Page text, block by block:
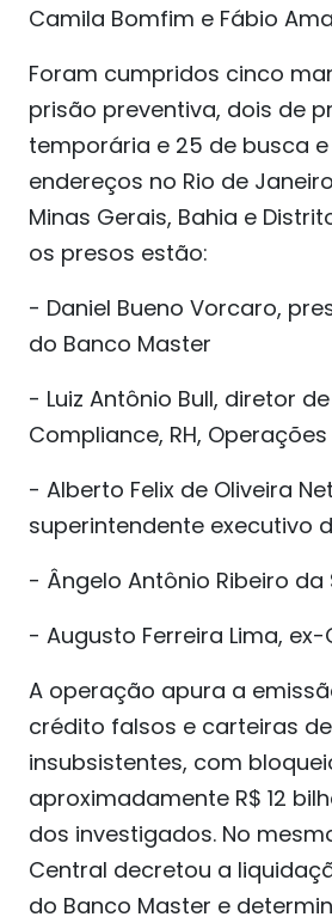
Camila Bomfim e Fábio
Foram cumpridos cinco
prisão preventiva, dois de
temporária e 25 de busca
endereços no Rio de
Minas Gerais, Bahia e
os presos estão:
- Daniel Bueno Vorcaro,
do Banco Master
- Luiz Antônio Bull, diretor
Compliance, RH,
- Alberto Felix de Oliveira
superintendente executivo
- Ângelo Antônio Ribeiro da
- Augusto Ferreira Lima, ex-
A operação apura a
crédito falsos e carteiras
insubsistentes, com
aproximadamente R$ 12
dos investigados. No
Central decretou a
do Banco Master e